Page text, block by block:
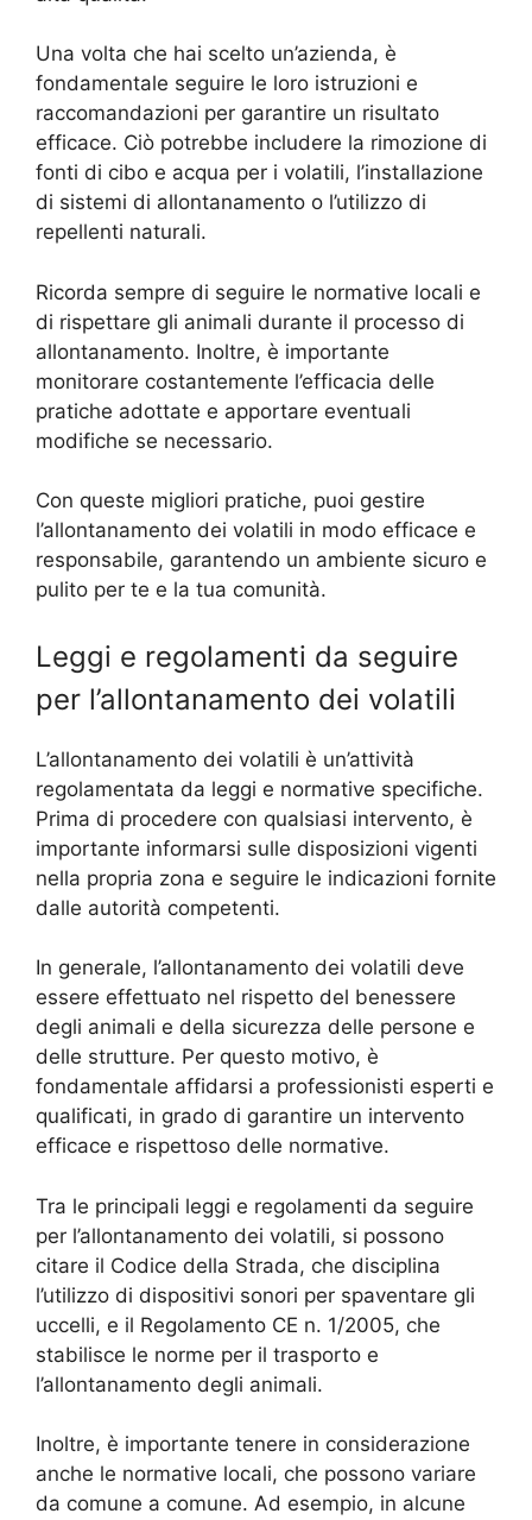
Una volta che hai scelto un’azienda, è
fondamentale seguire le loro istruzioni e
raccomandazioni per garantire un risultato
efficace. Ciò potrebbe includere la rimozione di
fonti di cibo e acqua per i volatili, l’installazione
di sistemi di allontanamento o l’utilizzo di
repellenti naturali.
Ricorda sempre di seguire le normative locali e
di rispettare gli animali durante il processo di
allontanamento. Inoltre, è importante
monitorare costantemente l’efficacia delle
pratiche adottate e apportare eventuali
modifiche se necessario.
Con queste migliori pratiche, puoi gestire
l’allontanamento dei volatili in modo efficace e
responsabile, garantendo un ambiente sicuro e
pulito per te e la tua comunità.
Leggi e regolamenti da seguire
per l’allontanamento dei volatili
L’allontanamento dei volatili è un’attività
regolamentata da leggi e normative specifiche.
Prima di procedere con qualsiasi intervento, è
importante informarsi sulle disposizioni vigenti
nella propria zona e seguire le indicazioni fornite
dalle autorità competenti.
In generale, l’allontanamento dei volatili deve
essere effettuato nel rispetto del benessere
degli animali e della sicurezza delle persone e
delle strutture. Per questo motivo, è
fondamentale affidarsi a professionisti esperti e
qualificati, in grado di garantire un intervento
efficace e rispettoso delle normative.
Tra le principali leggi e regolamenti da seguire
per l’allontanamento dei volatili, si possono
citare il Codice della Strada, che disciplina
l’utilizzo di dispositivi sonori per spaventare gli
uccelli, e il Regolamento CE n. 1/2005, che
stabilisce le norme per il trasporto e
l’allontanamento degli animali.
Inoltre, è importante tenere in considerazione
anche le normative locali, che possono variare
da comune a comune. Ad esempio, in alcune